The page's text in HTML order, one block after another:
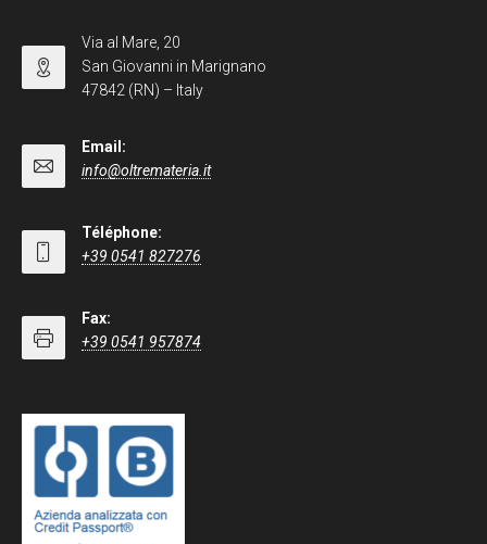
Via al Mare, 20
San Giovanni in Marignano
47842 (RN) – Italy
Email:
info@oltremateria.it
Téléphone:
+39 0541 827276
Fax:
+39 0541 957874